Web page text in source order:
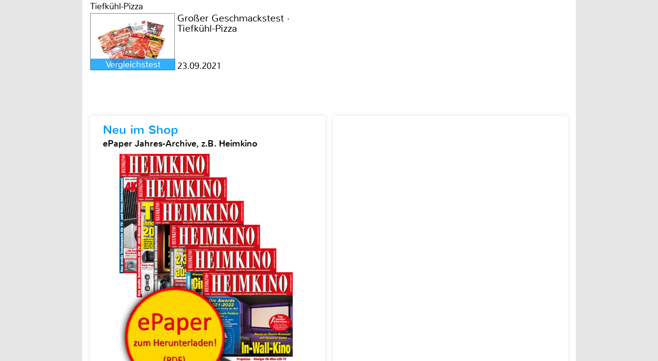
Tiefkühl-Pizza
Vergleichstest
Großer Geschmackstest ·
Tiefkühl-Pizza
23.09.2021
Neu im Shop
ePaper Jahres-Archive, z.B. Heimkino